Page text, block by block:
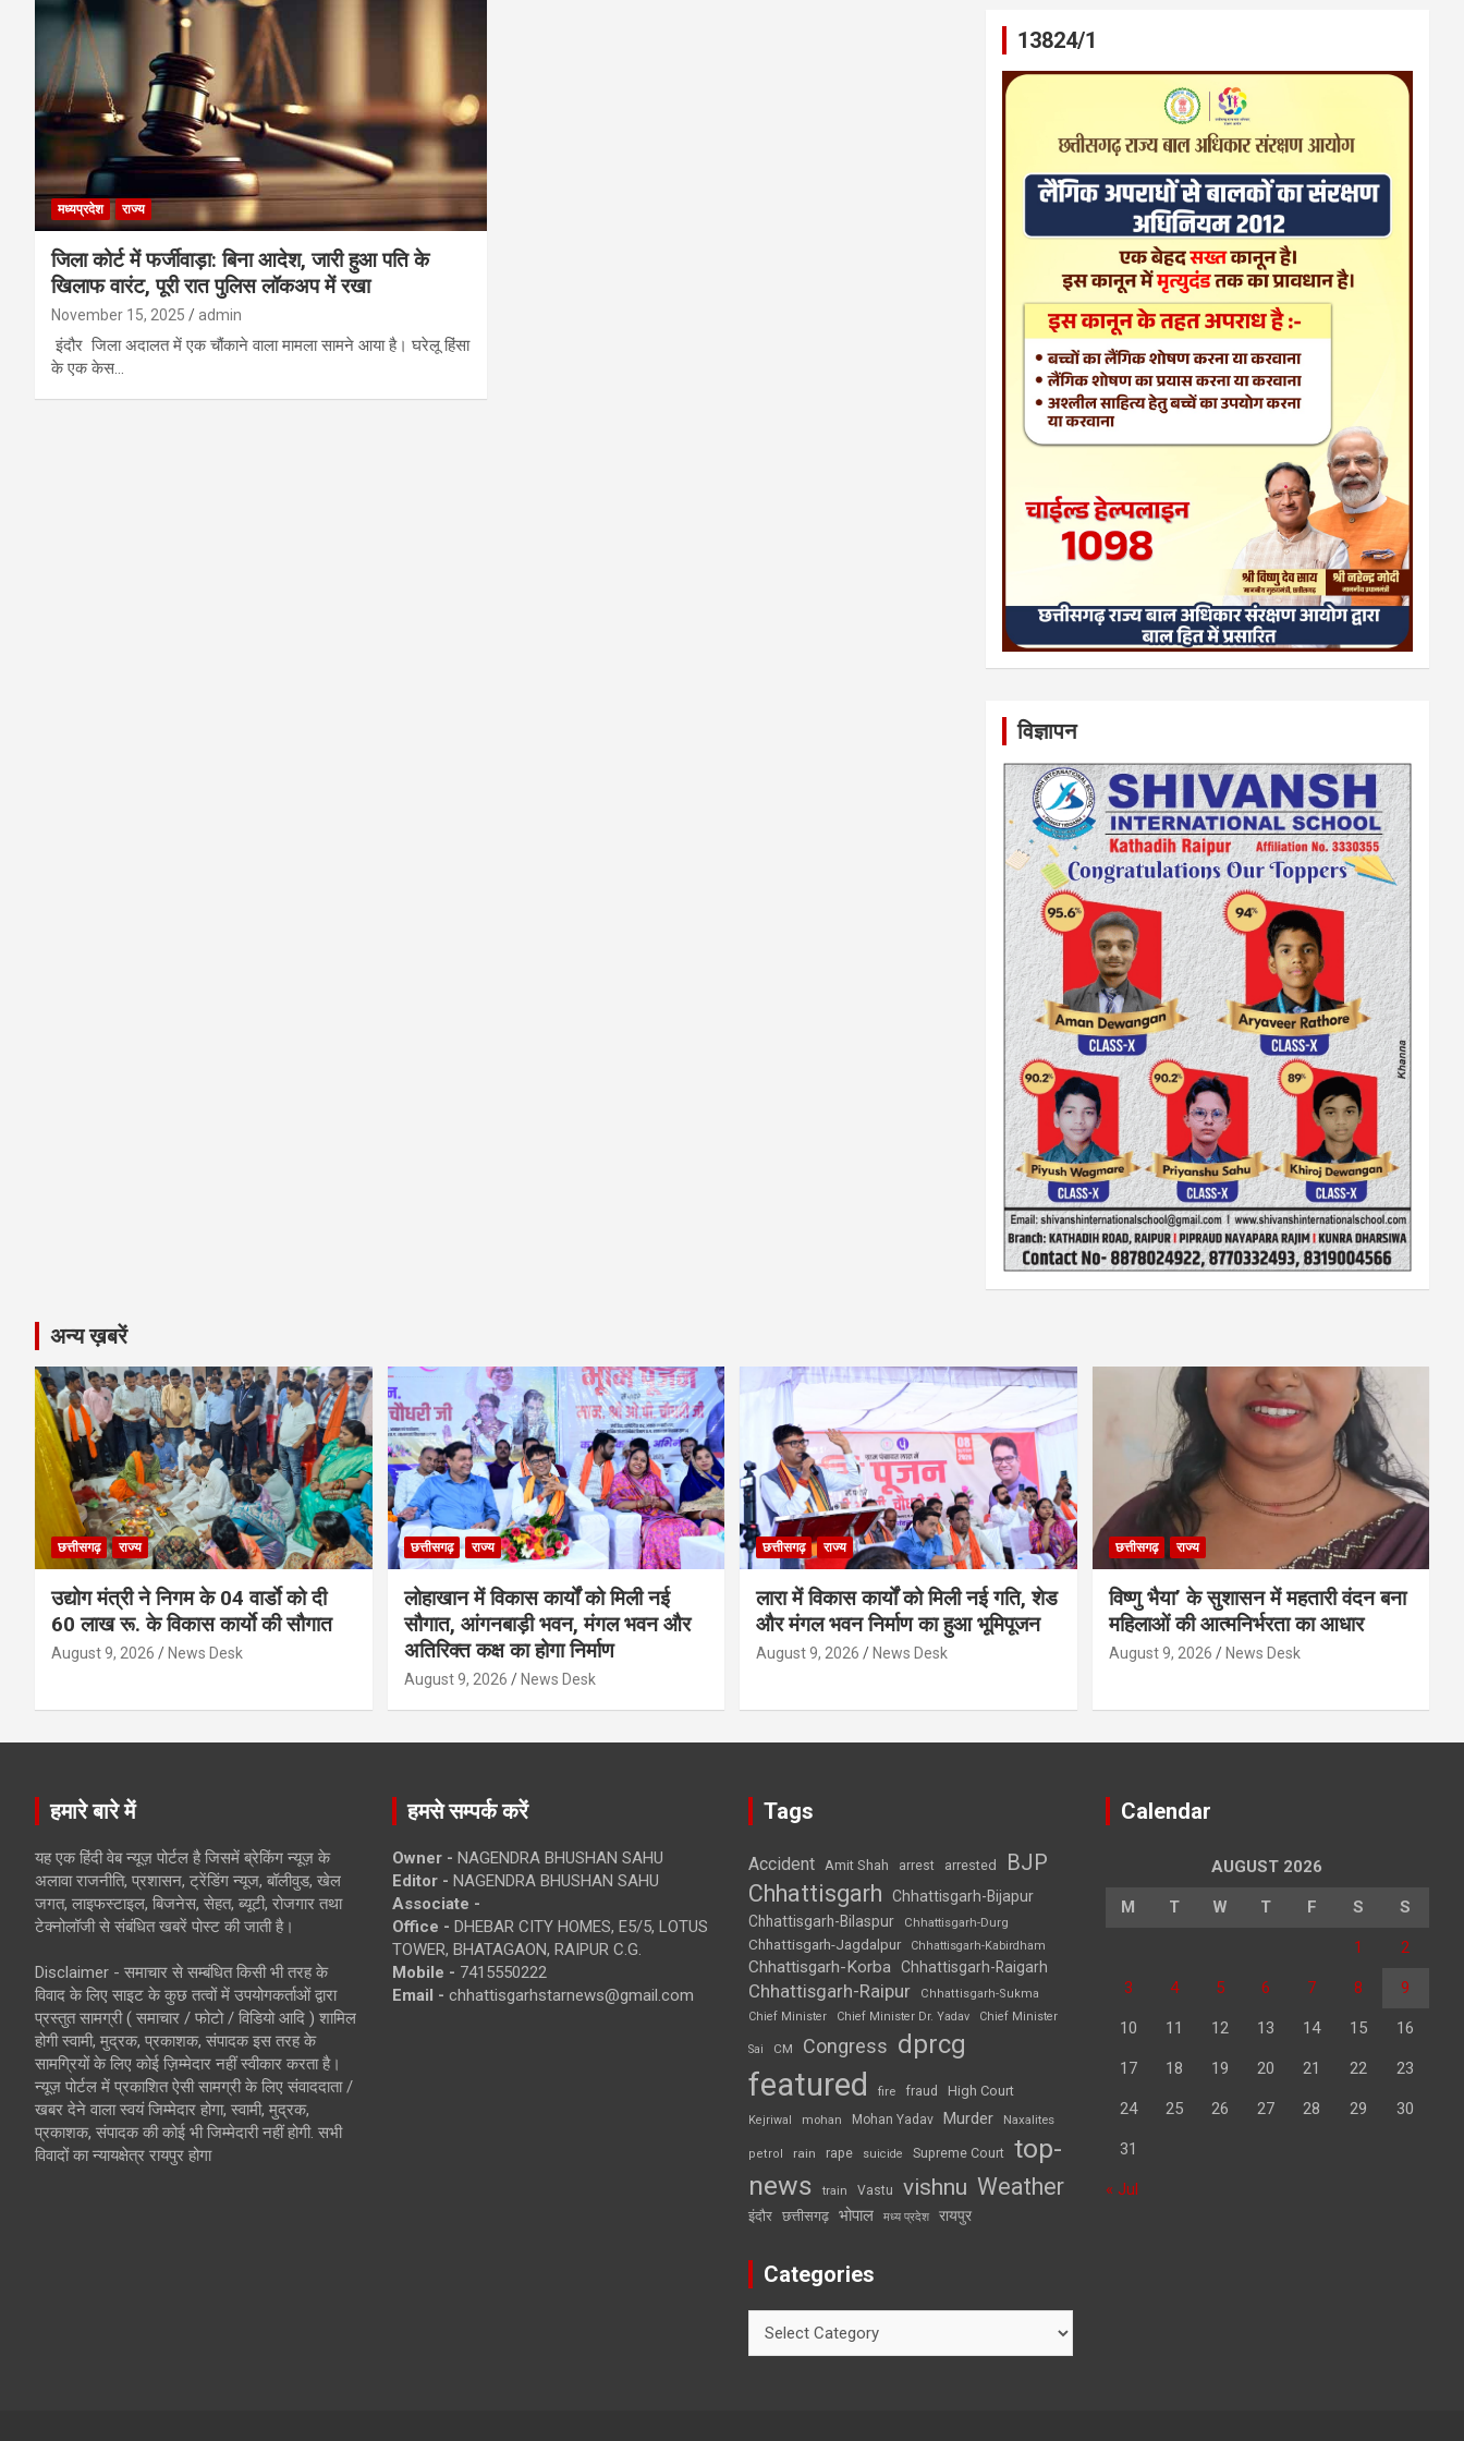
मध्यप्रदेश राज्य
जिला कोर्ट में फर्जीवाड़ा: बिना आदेश, जारी हुआ पति के
खिलाफ वारंट, पूरी रात पुलिस लॉकअप में रखा
November 15, 2025 admin
इंदौर जिला अदालत में एक चौंकाने वाला मामला सामने आया है। घरेलू हिंसा
के एक केस…
13824/1
विज्ञापन
अन्य ख़बरें
छत्तीसगढ़ राज्य
उद्योग मंत्री ने निगम के 04 वार्डाे को दी
60 लाख रू. के विकास कार्याे की सौगात
August 9, 2026 News Desk
छत्तीसगढ़ राज्य
लोहाखान में विकास कार्यों को मिली नई
सौगात, आंगनबाड़ी भवन, मंगल भवन और
अतिरिक्त कक्ष का होगा निर्माण
August 9, 2026 News Desk
छत्तीसगढ़ राज्य
लारा में विकास कार्यों को मिली नई गति, शेड
और मंगल भवन निर्माण का हुआ भूमिपूजन
August 9, 2026 News Desk
छत्तीसगढ़ राज्य
विष्णु भैया’ के सुशासन में महतारी वंदन बना
महिलाओं की आत्मनिर्भरता का आधार
August 9, 2026 News Desk
हमारे बारे में
यह एक हिंदी वेब न्यूज़ पोर्टल है जिसमें ब्रेकिंग न्यूज़ के
अलावा राजनीति, प्रशासन, ट्रेंडिंग न्यूज, बॉलीवुड, खेल
जगत, लाइफस्टाइल, बिजनेस, सेहत, ब्यूटी, रोजगार तथा
टेक्नोलॉजी से संबंधित खबरें पोस्ट की जाती है।
Disclaimer - समाचार से सम्बंधित किसी भी तरह के
विवाद के लिए साइट के कुछ तत्वों में उपयोगकर्ताओं द्वारा
प्रस्तुत सामग्री ( समाचार / फोटो / विडियो आदि ) शामिल
होगी स्वामी, मुद्रक, प्रकाशक, संपादक इस तरह के
सामग्रियों के लिए कोई ज़िम्मेदार नहीं स्वीकार करता है।
न्यूज़ पोर्टल में प्रकाशित ऐसी सामग्री के लिए संवाददाता /
खबर देने वाला स्वयं जिम्मेदार होगा, स्वामी, मुद्रक,
प्रकाशक, संपादक की कोई भी जिम्मेदारी नहीं होगी. सभी
विवादों का न्यायक्षेत्र रायपुर होगा
हमसे सम्पर्क करें
Owner - NAGENDRA BHUSHAN SAHU
Editor - NAGENDRA BHUSHAN SAHU
Associate -
Office - DHEBAR CITY HOMES, E5/5, LOTUS
TOWER, BHATAGAON, RAIPUR C.G.
Mobile - 7415550222
Email - chhattisgarhstarnews@gmail.com
Tags
Accident Amit Shah arrest arrested BJP
Chhattisgarh
Chhattisgarh-Bijapur
Chhattisgarh-Bilaspur
Chhattisgarh-Durg
Chhattisgarh-Jagdalpur Chhattisgarh-Kabirdham
Chhattisgarh-Korba Chhattisgarh-Raigarh
Chhattisgarh-Raipur
Chhattisgarh-Sukma
Chief Minister
Chief Minister Dr. Yadav Chief Minister
Sai CM Congress dprcg
featured fire fraud High Court
Kejriwal mohan Mohan Yadav Murder Naxalites
petrol rain rape suicide Supreme Court top-
news
train Vastu vishnu Weather
इंदौर छत्तीसगढ़ भोपाल मध्य प्रदेश रायपुर
Categories
Calendar
AUGUST 2026
M T W T F S S
1 2
3 4 5 6 7 8 9
10 11 12 13 14 15 16
17 18 19 20 21 22 23
24 25 26 27 28 29 30
31
« Jul